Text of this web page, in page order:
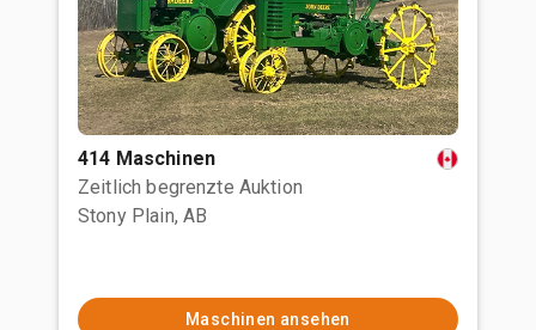
414 Maschinen
Zeitlich begrenzte Auktion
Stony Plain, AB
Maschinen ansehen